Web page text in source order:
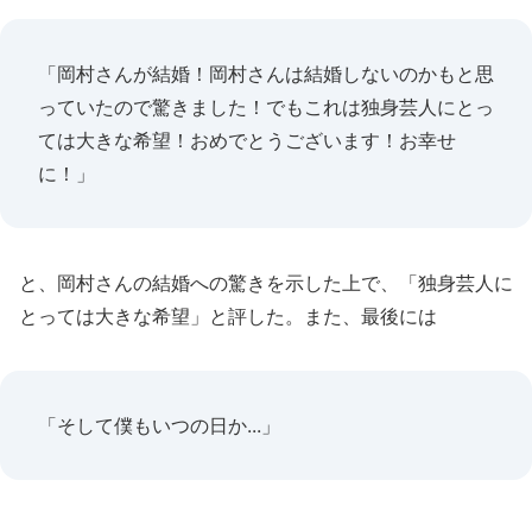
「岡村さんが結婚！岡村さんは結婚しないのかもと思
っていたので驚きました！でもこれは独身芸人にとっ
ては大きな希望！おめでとうございます！お幸せ
に！」
と、岡村さんの結婚への驚きを示した上で、「独身芸人に
とっては大きな希望」と評した。また、最後には
「そして僕もいつの日か...」